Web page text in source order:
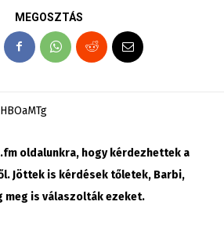
MEGOSZTÁS
oldalunkra, hogy kérdezhettek a
Jöttek is kérdések tőletek, Barbi,
meg is válaszolták ezeket.